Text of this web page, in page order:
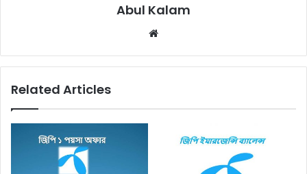
Abul Kalam
Related Articles